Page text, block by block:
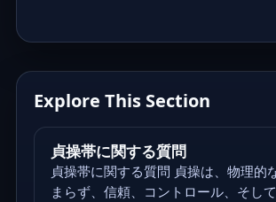
Explore This Section
貞操帯に関する質問
貞操帯に関する質問 貞操は、物理的
まらず、信頼、コントロール、そし